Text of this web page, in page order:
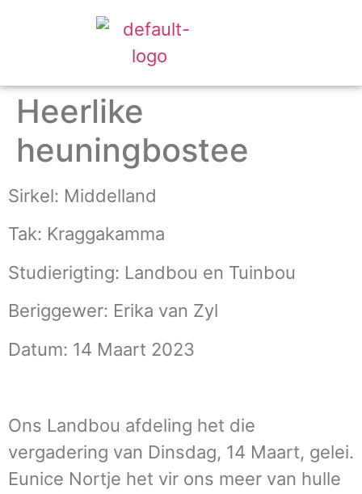
Heerlike
heuningbostee
Sirkel: Middelland
Tak: Kraggakamma
Studierigting: Landbou en Tuinbou
Beriggewer: Erika van Zyl
Datum: 14 Maart 2023
Ons Landbou afdeling het die
vergadering van Dinsdag, 14 Maart, gelei.
Eunice Nortje het vir ons meer van hulle